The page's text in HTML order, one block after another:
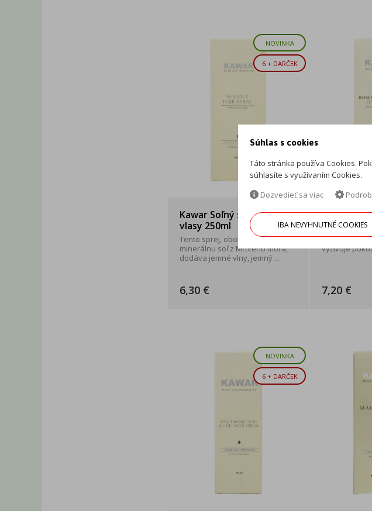
NOVINKA
6 + DARČEK
Kawar Soľný sprej na
vlasy 250ml
Tento sprej, obohatený o
minerálnu soľ z Mŕtveho mora,
dodáva jemné vlny, jemný ...
6,30 €
Kawar
Toto ľahké
vyživuje
7,20 €
NOVINKA
6 + DARČEK
Súhlas s cookies
Táto stránka používa Cookies.
súhlasíte s využívaním Cookies.
Dozvedieť sa viac
IBA NEVYHNUTNÉ COOKIES